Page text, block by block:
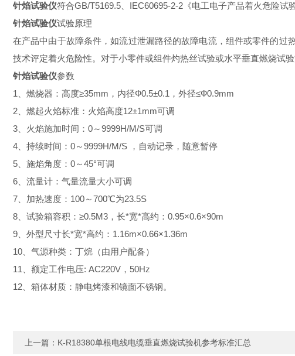
针焰试验仪符合GB/T5169.5、IEC60695-2-2《电工电子产品着火危险试
针焰试验仪试验原理
在产品中由于故障条件，如流过泄漏路径的故障电流，组件或零件的
技术评定着火危险性。对于小零件或组件灼热丝试验或水平垂直燃烧试
针焰试验仪参数
1、燃烧器：高度≥35mm，内径Ф0.5±0.1，外径≤Ф0.9mm
2、燃起火焰标准：火焰高度12±1mm可调
3、火焰施加时间：0～9999H/M/S可调
4、持续时间：0～9999H/M/S ，自动记录，随意暂停
5、施焰角度：0～45°可调
6、流量计：气量流量大小可调
7、加热速度：100～700℃为23.5S
8、试验箱容积：≥0.5M3，长*宽*高约：0.95×0.6×90m
9、外型尺寸长*宽*高约：1.16m×0.66×1.36m
10、气源种类：丁烷（由用户配备）
11、额定工作电压: AC220V，50Hz
12、箱体材质：静电烤漆和镜面不锈钢。
上一篇： K-R18380单根电线电缆垂直燃烧试验机参考标准汇总